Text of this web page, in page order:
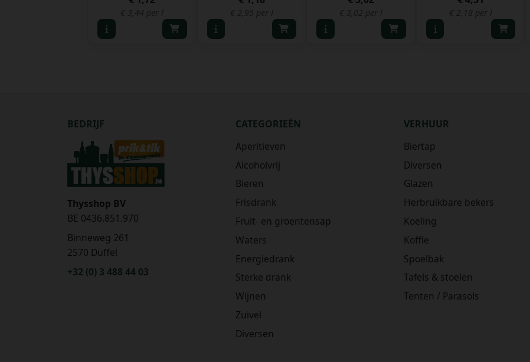
€ 3,44 per l € 2,95 per l € 3,02 per l € 2,18 per l
BEDRIJF
Thysshop BV
BE 0436.851.970
Binneweg 261
2570 Duffel
+32 (0) 3 488 44 03
CATEGORIEËN
Aperitieven
Alcoholvrij
Bieren
Frisdrank
Fruit- en groentensap
Waters
Energiedrank
Sterke drank
Wijnen
Zuivel
Diversen
VERHUUR
Biertap
Diversen
Glazen
Herbruikbare bekers
Koeling
Koffie
Spoelbak
Tafels & stoelen
Tenten / Parasols